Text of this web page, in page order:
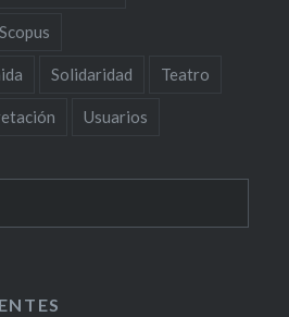
Scopus
Solidaridad Teatro
Usuarios